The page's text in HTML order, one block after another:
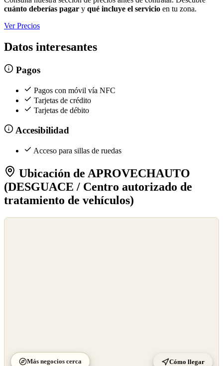
cuánto deberías pagar y qué incluye el servicio en tu zona.
Ver Precios
Datos interesantes
Pagos
Pagos con móvil vía NFC
Tarjetas de crédito
Tarjetas de débito
Accesibilidad
Acceso para sillas de ruedas
Ubicación de APROVECHAUTO
(DESGUACE / Centro autorizado de
tratamiento de vehículos)
Más negocios cerca Cómo llegar